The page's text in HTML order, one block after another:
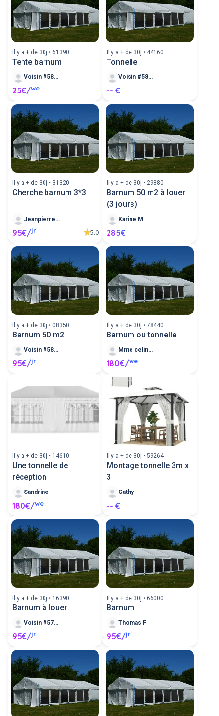
Il y a + de 30j • 61390
Tente barnum
Voisin #583546
25€/we
Il y a + de 30j • 44160
Tonnelle
Voisin #583320
-- €
Il y a + de 30j • 31320
Cherche barnum 3*3
Jeanpierre R
95€/jr 5.0
Il y a + de 30j • 29880
Barnum 50 m2 à louer
(3 jours)
Karine M
285€
Il y a + de 30j • 08350
Barnum 50 m2
Voisin #581340
95€/jr
Il y a + de 30j • 78440
Barnum ou tonnelle
Mme celine lakis
180€/we
Il y a + de 30j • 14610
Une tonnelle de
réception
Sandrine
180€/we
Il y a + de 30j • 59264
Montage tonnelle 3m x
3
Cathy
-- €
Il y a + de 30j • 16390
Barnum à louer
Voisin #578815
95€/jr
Il y a + de 30j • 66000
Barnum
Thomas F
95€/jr